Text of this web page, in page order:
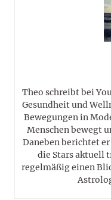
Theo schreibt bei
Gesundheit und
Bewegungen in
Menschen bewegt
Daneben berichtet
die Stars aktuell
regelmäßig einen